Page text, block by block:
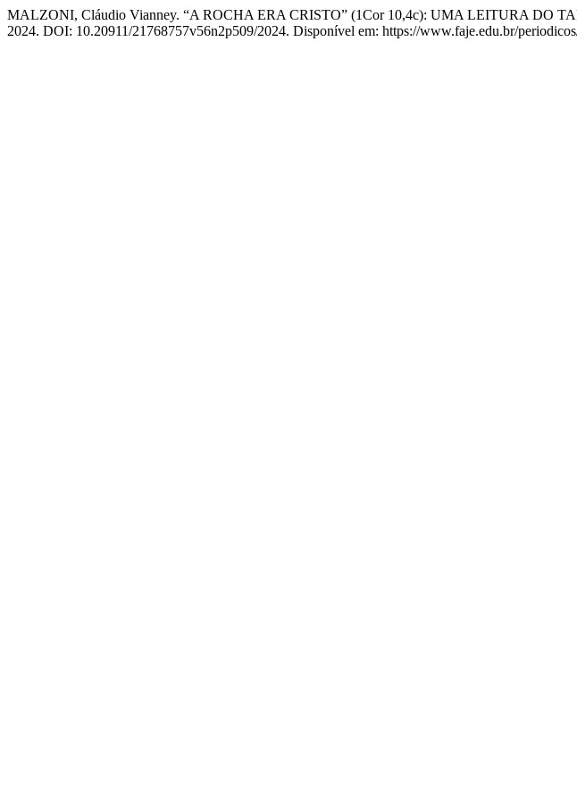
MALZONI, Cláudio Vianney. “A ROCHA ERA CRISTO” (1Cor 10,4c): UMA LEITURA DO
2024. DOI: 10.20911/21768757v56n2p509/2024. Disponível em: https://www.faje.edu.br/